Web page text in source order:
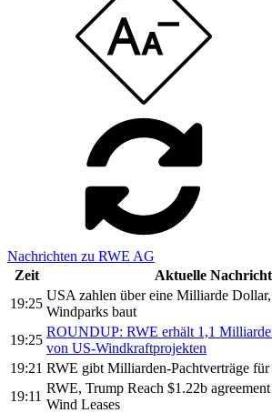
Nachrichten zu RWE AG
Zeit
Aktuelle
19:25
USA zahlen über eine Milliarde
Windparks baut
19:25
ROUNDUP: RWE erhält 1,1
von US-Windkraftprojekten
19:21 RWE gibt Milliarden-Pachtverträge
19:11
RWE, Trump Reach $1.22b
Wind Leases